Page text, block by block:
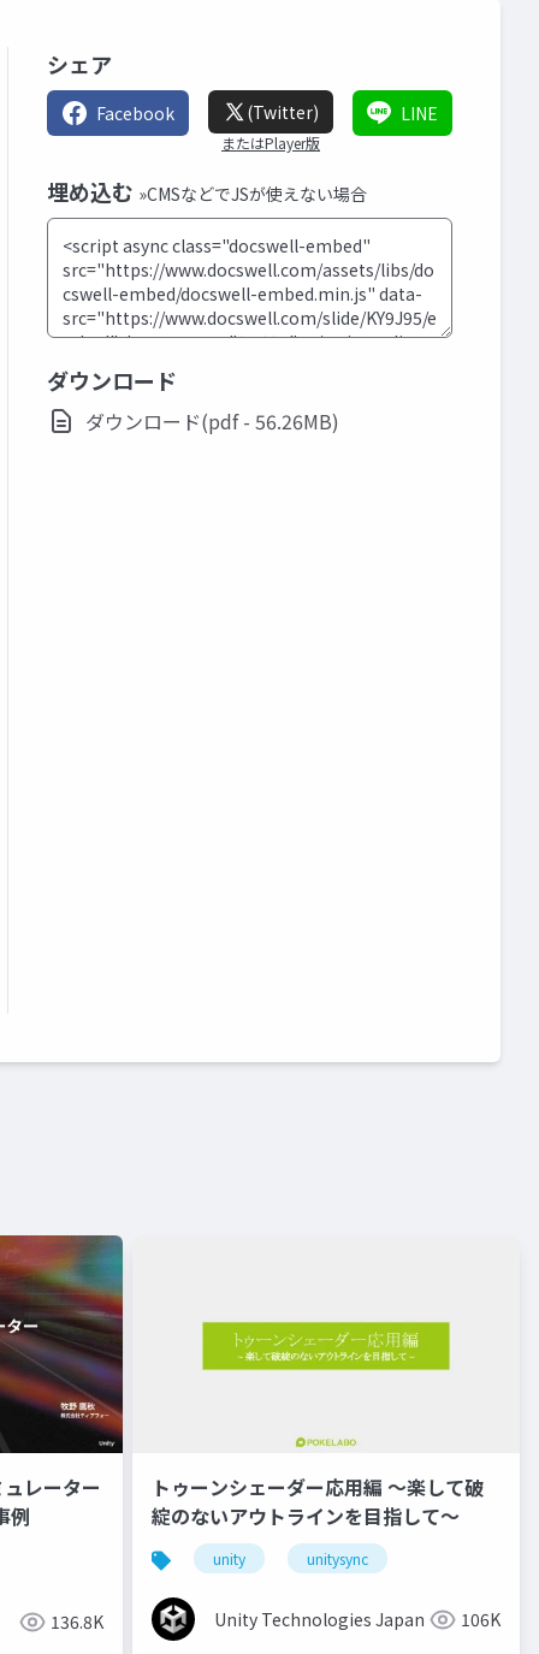
シェア
Facebook (Twitter)
またはPlayer版
LINE
埋め込む »CMSなどでJSが使えない場合
ダウンロード
ダウンロード(pdf - 56.26MB)
レーター
例
136.8K
トゥーンシェーダー応用編 ～楽して破
綻のないアウトラインを目指して～
unity unitysync
Unity Technologies Japan 106K